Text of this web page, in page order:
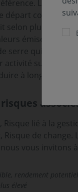
La
départ constitué
selon plusieurs
émises par
serre qui
activité sur la
à long terme
Risque lié à la
Risque de
vous invitons
rendement
élevé